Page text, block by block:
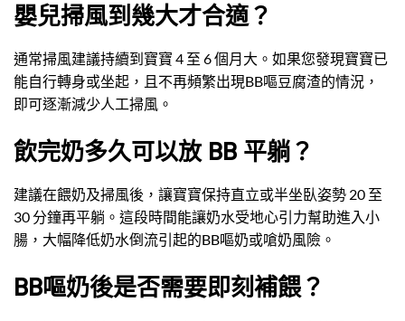
嬰兒掃風到幾大才合適？
通常掃風建議持續到寶寶 4 至 6 個月大。如果您發現寶寶已
能自行轉身或坐起，且不再頻繁出現BB嘔豆腐渣的情況，
即可逐漸減少人工掃風。
飲完奶多久可以放 BB 平躺？
建議在餵奶及掃風後，讓寶寶保持直立或半坐臥姿勢 20 至
30 分鐘再平躺。這段時間能讓奶水受地心引力幫助進入小
腸，大幅降低奶水倒流引起的BB嘔奶或嗆奶風險。
BB嘔奶後是否需要即刻補餵？